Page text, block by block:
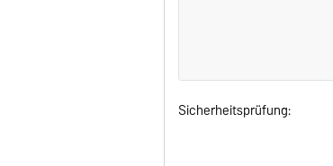
Sicherheitsprüfung: